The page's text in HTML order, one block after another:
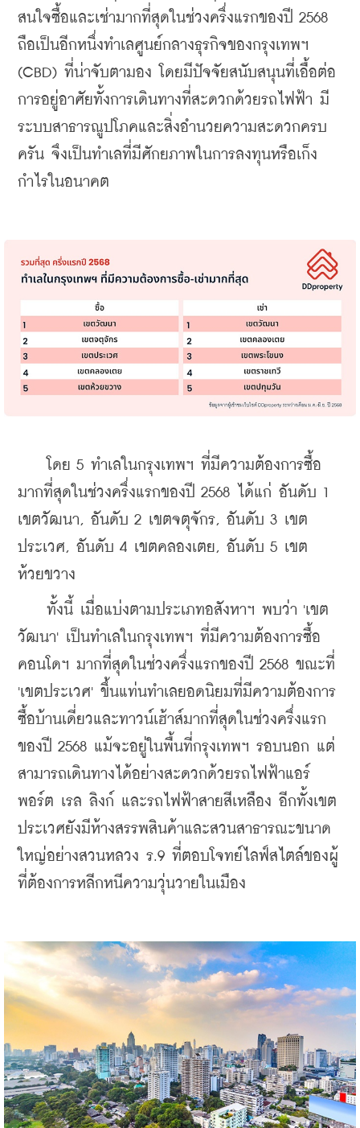
สนใจซื้อและเช่ามากที่สุดในช่วงครึ่งแรกของปี 2568
ถือเป็นอีกหนึ่งทำเลศูนย์กลางธุรกิจของกรุงเทพฯ
(CBD) ที่น่าจับตามอง โดยมีปัจจัยสนับสนุนที่เอื้อต่อ
การอยู่อาศัยทั้งการเดินทางที่สะดวกด้วยรถไฟฟ้า มี
ระบบสาธารณูปโภคและสิ่งอำนวยความสะดวกครบ
ครัน จึงเป็นทำเลที่มีศักยภาพในการลงทุนหรือเก็ง
กำไรในอนาคต
โดย 5 ทำเลในกรุงเทพฯ ที่มีความต้องการซื้อ
มากที่สุดในช่วงครึ่งแรกของปี 2568 ได้แก่ อันดับ 1
เขตวัฒนา, อันดับ 2 เขตจตุจักร, อันดับ 3 เขต
ประเวศ, อันดับ 4 เขตคลองเตย, อันดับ 5 เขต
ห้วยขวาง
ทั้งนี้ เมื่อแบ่งตามประเภทอสังหาฯ พบว่า 'เขต
วัฒนา' เป็นทำเลในกรุงเทพฯ ที่มีความต้องการซื้อ
คอนโดฯ มากที่สุดในช่วงครึ่งแรกของปี 2568 ขณะที่
'เขตประเวศ' ขึ้นแท่นทำเลยอดนิยมที่มีความต้องการ
ซื้อบ้านเดี่ยวและทาวน์เฮ้าส์มากที่สุดในช่วงครึ่งแรก
ของปี 2568 แม้จะอยู่ในพื้นที่กรุงเทพฯ รอบนอก แต่
สามารถเดินทางได้อย่างสะดวกด้วยรถไฟฟ้าแอร์
พอร์ต เรล ลิงก์ และรถไฟฟ้าสายสีเหลือง อีกทั้งเขต
ประเวศยังมีห้างสรรพสินค้าและสวนสาธารณะขนาด
ใหญ่อย่างสวนหลวง ร.9 ที่ตอบโจทย์ไลฟ์สไตล์ของผู้
ที่ต้องการหลีกหนีความวุ่นวายในเมือง